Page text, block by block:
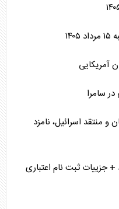
سامرا
اسرائیل، نامزد
جزییات ثبت نام اعتباری